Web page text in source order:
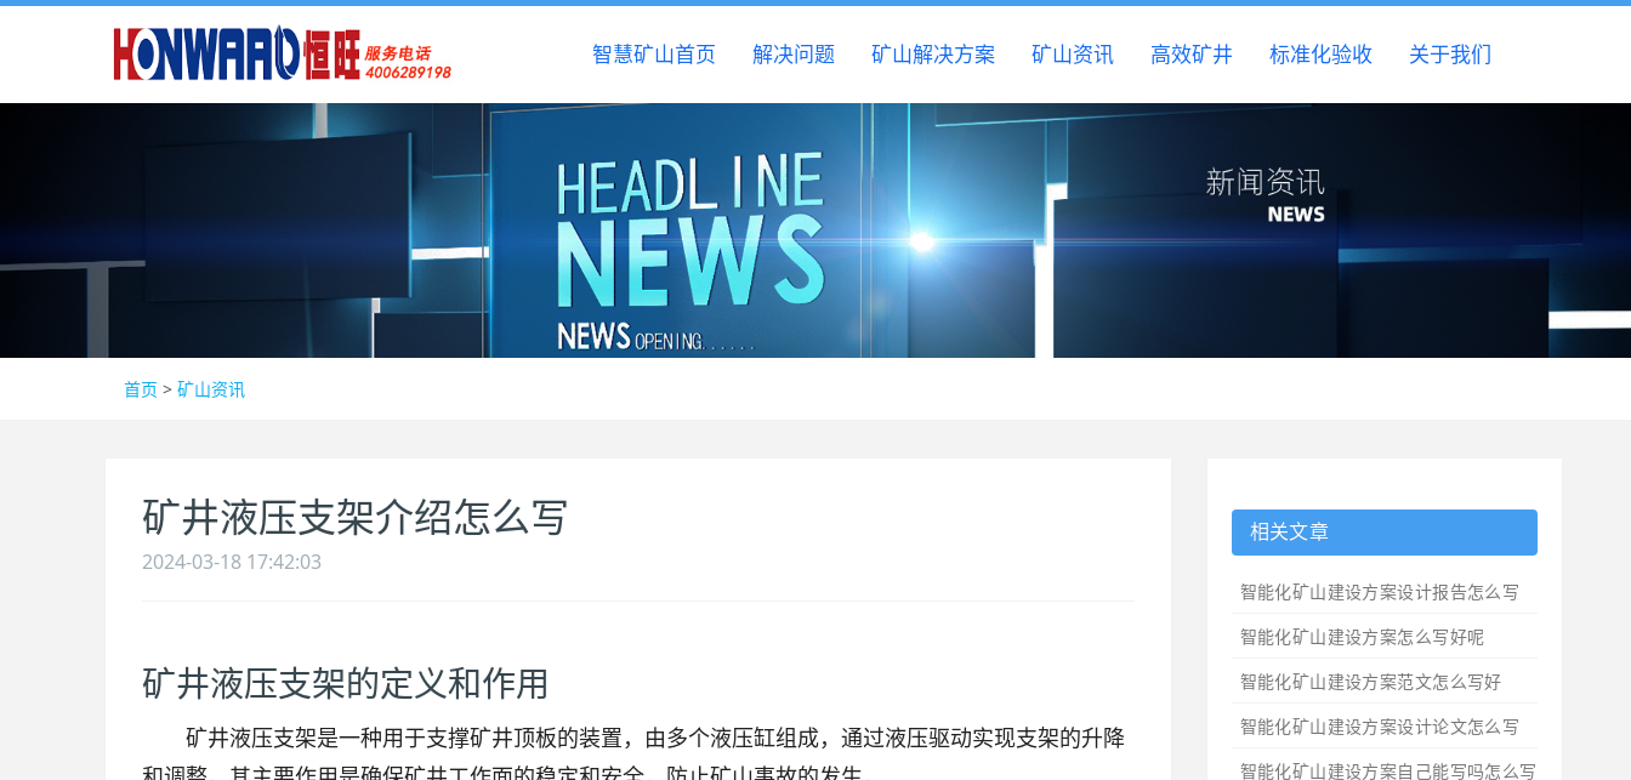
智慧矿山首页 解决问题 矿山解决方案 矿山资讯 高效矿井 标准化验收 关于我们
首页 > 矿山资讯
矿井液压支架介绍怎么写
2024-03-18 17:42:03
矿井液压支架的定义和作用
矿井液压支架是一种用于支撑矿井顶板的装置，由多个液压缸组成，通过液压驱动实现支架的升降
相关文章
智能化矿山建设方案设计报告怎么写
智能化矿山建设方案怎么写好呢
智能化矿山建设方案范文怎么写好
智能化矿山建设方案设计论文怎么写
智能化矿山建设方案自己能写吗怎么写